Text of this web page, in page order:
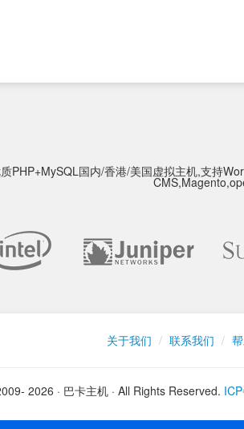
PHP+MySQL国内/香港/美国虚拟主机,支持
关于我们 / 联系我们 /
2026 · 巴卡主机 · All Rights Reserved.